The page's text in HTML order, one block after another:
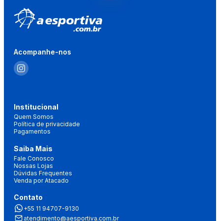
Acompanhe-nos
Institucional
Quem Somos
Política de privacidade
Pagamentos
Saiba Mais
Fale Conosco
Nossas Lojas
Dúvidas Frequentes
Venda por Atacado
Contato
+55 11 94707-9130
atendimento@aesportiva.com.br